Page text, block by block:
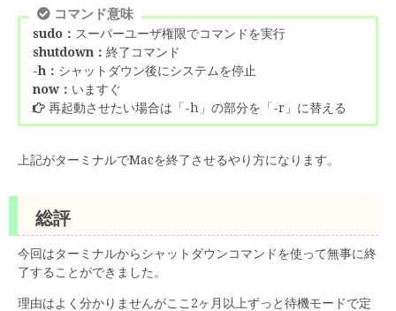
コマンド意味
sudo： スーパーユーザ権限でコマンドを実行
shutdown： 終了コマンド
-h： シャットダウン後にシステムを停止
now： いますぐ
再起動させたい場合は「-h」の部分を「-r」に替える
上記がターミナルでMacを終了させるやり方になります。
総評
今回はターミナルからシャットダウンコマンドを使って無事に終
了することができました。
理由はよく分かりませんがここ2ヶ月以上ずっと待機モードで定